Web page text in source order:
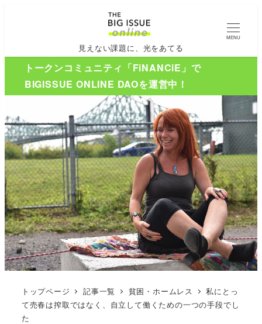
見えない課題に、光をあてる
MENU
トークンコミュニティ「FiNANCiE」で
BIGISSUE ONLINE DAOを運営中！
トップページ 記事一覧 貧困・ホームレス
私にとっ
て売春は搾取ではなく、自立して働くための一つの手段でし
た